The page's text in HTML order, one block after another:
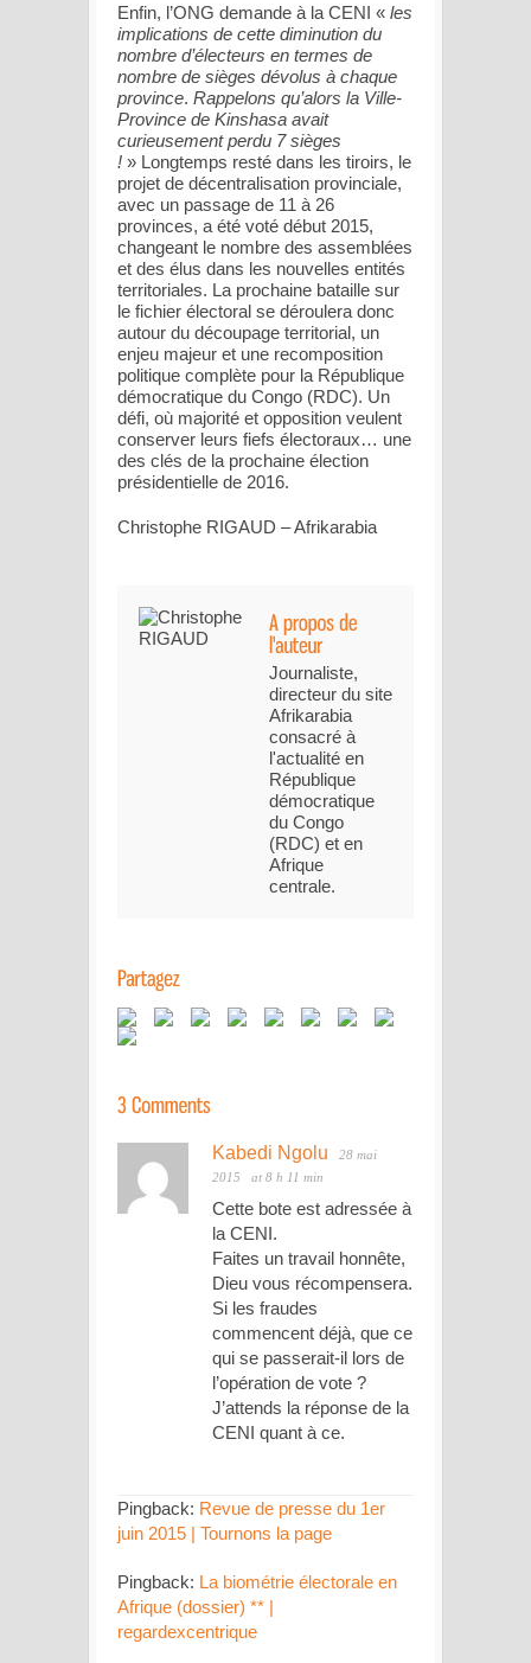
Enfin, l’ONG demande à la CENI « les
implications de cette diminution du
nombre d’électeurs en termes de
nombre de sièges dévolus à chaque
province. Rappelons qu’alors la Ville-
Province de Kinshasa avait
curieusement perdu 7 sièges
! » Longtemps resté dans les tiroirs, le
projet de décentralisation provinciale,
avec un passage de 11 à 26
provinces, a été voté début 2015,
changeant le nombre des assemblées
et des élus dans les nouvelles entités
territoriales. La prochaine bataille sur
le fichier électoral se déroulera donc
autour du découpage territorial, un
enjeu majeur et une recomposition
politique complète pour la République
démocratique du Congo (RDC). Un
défi, où majorité et opposition veulent
conserver leurs fiefs électoraux… une
des clés de la prochaine élection
présidentielle de 2016.
Christophe RIGAUD – Afrikarabia
Journaliste,
directeur du site
Afrikarabia
consacré à
l'actualité en
République
démocratique
du Congo
(RDC) et en
Afrique
centrale.
Kabedi Ngolu
28 mai
2015
at 8 h 11 min
Cette bote est adressée à
la CENI.
Faites un travail honnête,
Dieu vous récompensera.
Si les fraudes
commencent déjà, que ce
qui se passerait-il lors de
l’opération de vote ?
J’attends la réponse de la
CENI quant à ce.
Pingback: Revue de presse du 1er
juin 2015 | Tournons la page
Pingback: La biométrie électorale en
Afrique (dossier) ** |
regardexcentrique